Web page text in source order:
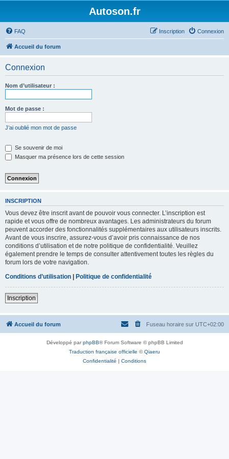
Autoson.fr
FAQ Connexion
Inscription
Accueil du forum
Connexion
Nom d’utilisateur :
Mot de passe :
J’ai oublié mon mot de passe
Se souvenir de moi
Masquer ma présence lors de cette session
INSCRIPTION
Vous devez être inscrit avant de pouvoir vous connecter. L’inscription est
rapide et vous offre de nombreux avantages. Les administrateurs du forum
peuvent accorder des fonctionnalités supplémentaires aux utilisateurs inscrits.
Avant de vous inscrire, assurez-vous d’avoir pris connaissance de nos
conditions d’utilisation et de notre politique de confidentialité. Veuillez
également prendre le temps de consulter attentivement toutes les règles du
forum lors de votre navigation.
Conditions d’utilisation | Politique de confidentialité
Inscription
Accueil du forum Fuseau horaire sur UTC+02:00
Développé parphpBB® Forum Software © phpBB Limited
Traduction française officielle ©Qiaeru
Confidentialité | Conditions